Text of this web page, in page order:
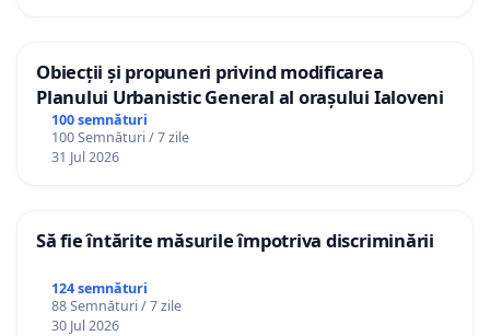
Obiecții și propuneri privind modificarea
Planului Urbanistic General al orașului Ialoveni
100 semnături
100 Semnături / 7 zile
31 Jul 2026
Să fie întărite măsurile împotriva discriminării
124 semnături
88 Semnături / 7 zile
30 Jul 2026